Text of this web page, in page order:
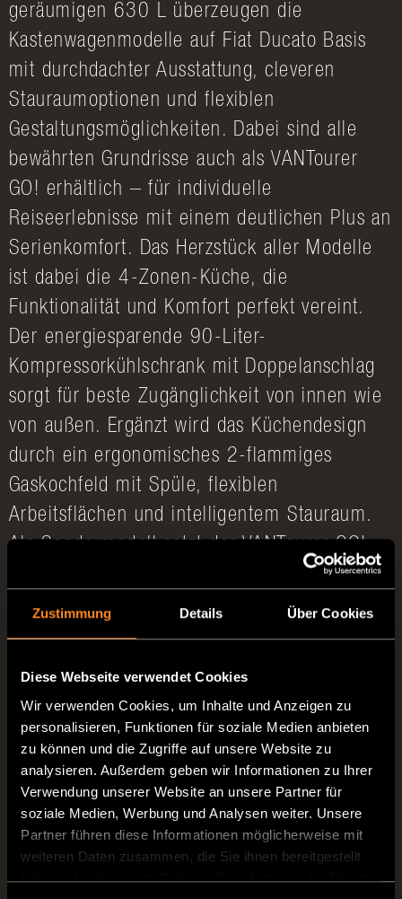
Zustimmung Details Über Cookies
Diese Webseite verwendet Cookies
Wir verwenden Cookies, um Inhalte und Anzeigen zu
personalisieren, Funktionen für soziale Medien anbieten
zu können und die Zugriffe auf unsere Website zu
analysieren. Außerdem geben wir Informationen zu Ihrer
Verwendung unserer Website an unsere Partner für
soziale Medien, Werbung und Analysen weiter. Unsere
Partner führen diese Informationen möglicherweise mit
weiteren Daten zusammen, die Sie ihnen bereitgestellt
haben oder die sie im Rahmen Ihrer Nutzung der Dienste
geräumigen 630 L überzeugen die
Kastenwagenmodelle auf Fiat Ducato Basis
mit durchdachter Ausstattung, cleveren
Stauraumoptionen und flexiblen
Gestaltungsmöglichkeiten. Dabei sind alle
bewährten Grundrisse auch als VANTourer
GO! erhältlich – für individuelle
Reiseerlebnisse mit einem deutlichen Plus an
Serienkomfort. Das Herzstück aller Modelle
ist dabei die 4-Zonen-Küche, die
Funktionalität und Komfort perfekt vereint.
Der energiesparende 90-Liter-
Kompressorkühlschrank mit Doppelanschlag
sorgt für beste Zugänglichkeit von innen wie
von außen. Ergänzt wird das Küchendesign
durch ein ergonomisches 2-flammiges
Gaskochfeld mit Spüle, flexiblen
Arbeitsflächen und intelligentem Stauraum.
Als Sondermodell setzt der VANTourer GO!
zusätzlich Maßstäbe: Serienmäßig an Bord
sind unter anderem ein 140-PS-Motor, das
VANTourer Comfort- und Design-Paket,
weitere VANTourer Highlights machen das
Ausstattungspaket komplett und sorgen für
noch mehr Komfort, Stil und Freiheit
unterwegs.
Erste Einblicke am Messestand